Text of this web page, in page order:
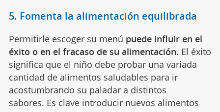
5. Fomenta la alimentación equilibrada
Permitirle escoger su menú puede influir en el
éxito o en el fracaso de su alimentación. El éxito
significa que el niño debe probar una variada
cantidad de alimentos saludables para ir
acostumbrando su paladar a distintos
sabores. Es clave introducir nuevos alimentos